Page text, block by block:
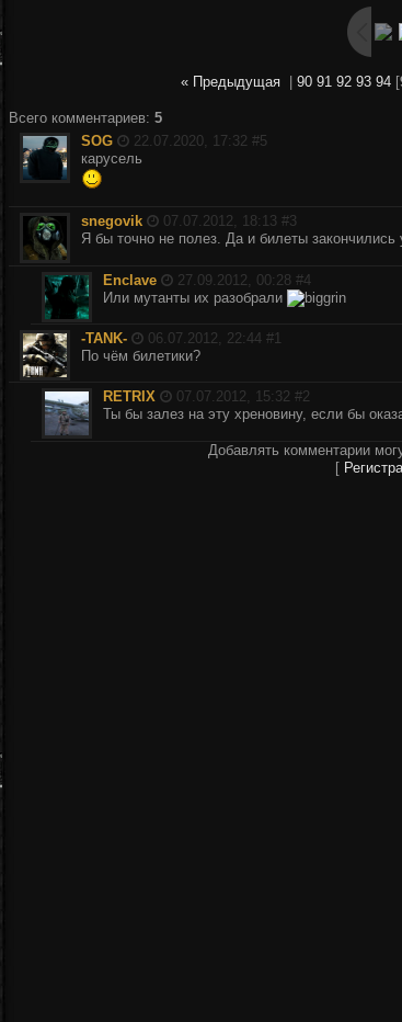
« Предыдущая| 90 91 92 93 94[
Всего комментариев: 5
SOG
22.07.2020, 17:32 #5
карусель
snegovik 07.07.2012, 18:13 #3
Я бы точно не полез. Да и билеты
Enclave 27.09.2012, 00:28 #4
Или мутанты их разобрали
-TANK- 06.07.2012, 22:44 #1
По чём билетики?
RETRIX 07.07.2012, 15:32 #2
Ты бы залез на эту хреновину, если бы
Добавлять комментарии
[